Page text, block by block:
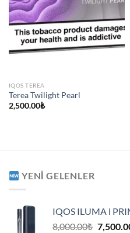
IQOS TEREA
Terea Twilight Pearl
2,500.00₺
YENI GELENLER
IQOS ILUMA i
8,000.00₺ Orijinal